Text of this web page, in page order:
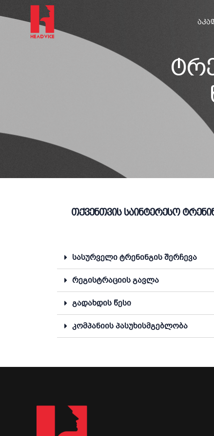
თქვენთვის საინტერესო
სასურველი ტრენინგის შერჩევა
რეგისტრაციის გავლა
გადახდის წესი
კომპანიის პასუხისმგებლობა